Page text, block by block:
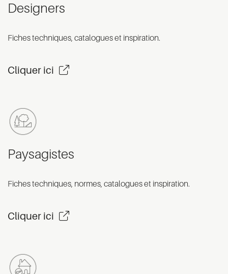
Designers
Fiches techniques, catalogues et inspiration.
Cliquer ici
Paysagistes
Fiches techniques, normes, catalogues et inspiration.
Cliquer ici